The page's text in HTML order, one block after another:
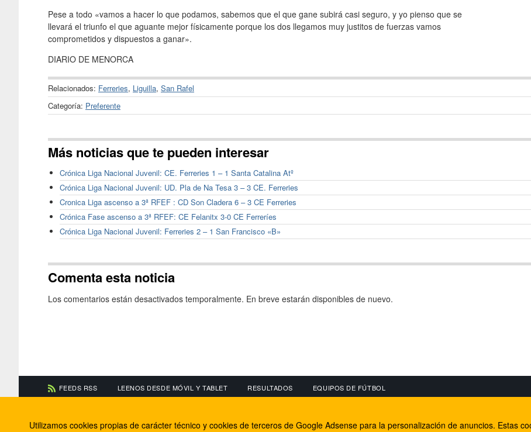
Pese a todo «vamos a hacer lo que podamos, sabemos que el que gane subirá casi seguro, y yo pienso que se
llevará el triunfo el que aguante mejor físicamente porque los dos llegamos muy justitos de fuerzas vamos
comprometidos y dispuestos a ganar».
DIARIO DE MENORCA
Relacionados: Ferreries, Liguilla, San Rafel
Categoría: Preferente
Más noticias que te pueden interesar
Crónica Liga Nacional Juvenil: CE. Ferreries 1 – 1 Santa Catalina Atº
Crónica Liga Nacional Juvenil: UD. Pla de Na Tesa 3 – 3 CE. Ferreries
Cronica Liga ascenso a 3ª RFEF : CD Son Cladera 6 – 3 CE Ferreries
Crónica Fase ascenso a 3ª RFEF: CE Felanitx 3-0 CE Ferreríes
Crónica Liga Nacional Juvenil: Ferreries 2 – 1 San Francisco «B»
Comenta esta noticia
Los comentarios están desactivados temporalmente. En breve estarán disponibles de nuevo.
FEEDS RSS LEENOS DESDE MÓVIL Y TABLET RESULTADOS EQUIPOS DE FÚTBOL
Información de contacto
El equipo de FútbolBalear
Facebook
Internet Rural
Utilizamos cookies propias de carácter técnico y cookies de terceros de Google Adsense para la personalización de anuncios. Estas